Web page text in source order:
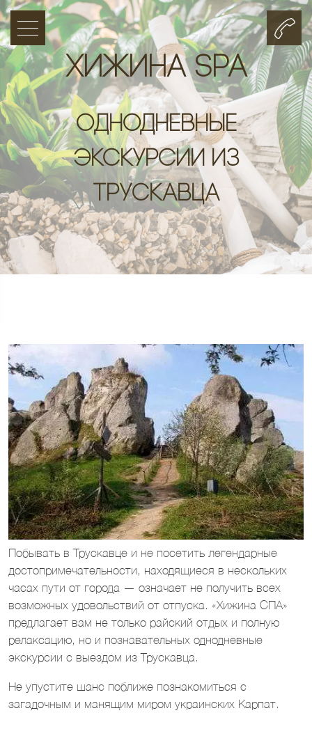
Хижина SPA
Однодневные
экскурсии из
Трускавца
Побывать в Трускавце и не посетить легендарные
достопримечательности, находящиеся в нескольких
часах пути от города — означает не получить всех
возможных удовольствий от отпуска. «Хижина СПА»
предлагает вам не только райский отдых и полную
релаксацию, но и познавательных однодневные
экскурсии с выездом из Трускавца.
Не упустите шанс поближе познакомиться с
загадочным и манящим миром украинских Карпат.